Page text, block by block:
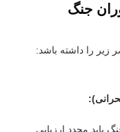
جنگ
زیر را داشته باشد:
مجدد ارزیابی